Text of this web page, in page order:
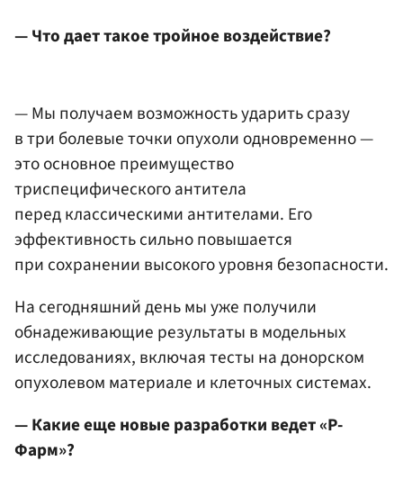
— Что дает такое тройное воздействие?
— Мы получаем возможность ударить сразу
в три болевые точки опухоли одновременно —
это основное преимущество
триспецифического антитела
перед классическими антителами. Его
эффективность сильно повышается
при сохранении высокого уровня безопасности.
На сегодняшний день мы уже получили
обнадеживающие результаты в модельных
исследованиях, включая тесты на донорском
опухолевом материале и клеточных системах.
— Какие еще новые разработки ведет «Р-
Фарм»?